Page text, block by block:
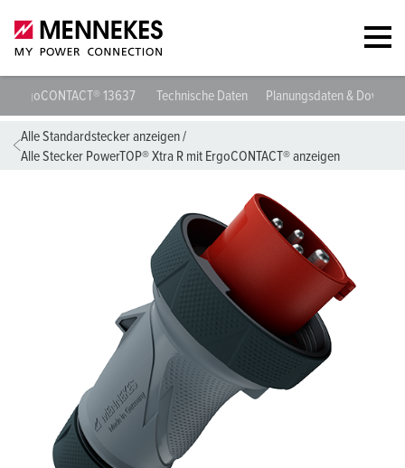
Stecker PowerTOP® Xtra R mit ErgoCONTACT® 13637 Technische
Alle Standardstecker anzeigen/
Alle Stecker PowerTOP® Xtra R mit ErgoCONTACT® anzeigen